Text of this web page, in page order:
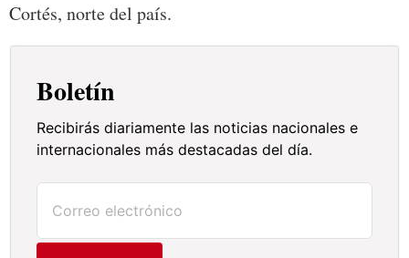
Cortés, norte del país.
Boletín
Recibirás diariamente las noticias nacionales e
internacionales más destacadas del día.